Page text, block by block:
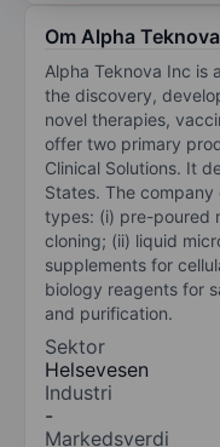
Om Alpha
Alpha Teknova Inc is
the discovery,
novel therapies,
offer two primary
Clinical Solutions. It
States. The
types: (i) pre-poured
cloning; (ii) liquid
supplements for
biology reagents for
and purification.
Sektor
Helsevesen
Industri
-
Markedsverdi